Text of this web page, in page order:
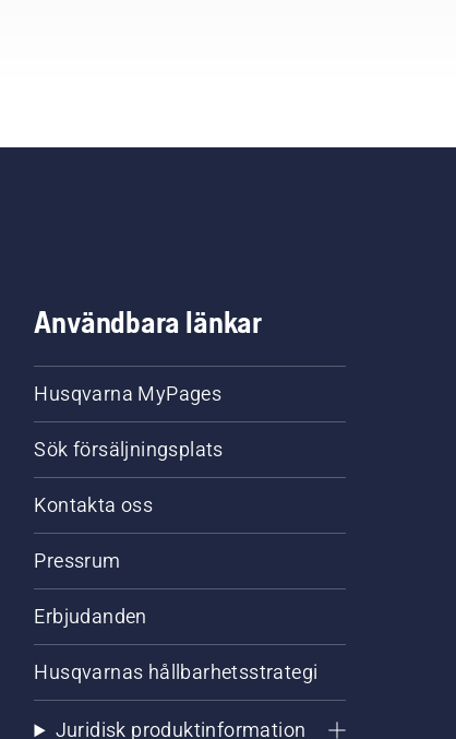
Användbara länkar
Husqvarna MyPages
Sök försäljningsplats
Kontakta oss
Pressrum
Erbjudanden
Husqvarnas hållbarhetsstrategi
Juridisk produktinformation